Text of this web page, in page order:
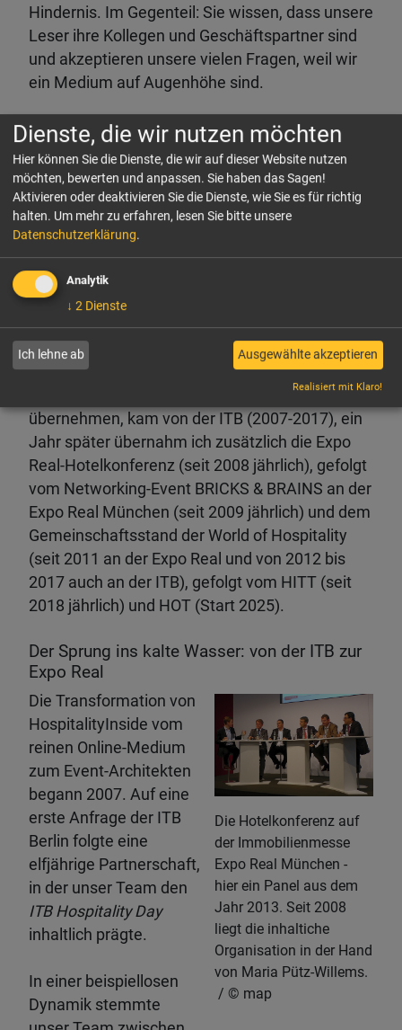
Hindernis. Im Gegenteil: Sie wissen, dass unsere
Leser ihre Kollegen und Geschäftspartner sind
und akzeptieren unsere vielen Fragen, weil wir
ein Medium auf Augenhöhe sind.
Content & Contacts:
Die Event-Evolution von HospitalityInside
HospitalityInside ist in vielerlei Hinsicht ein
"Medium" geworden, ein publizistisches und ein
Kommunikationskanal mit einem hochkarätigen
Netzwerk. Alle Events, die der Verlag bis heute
organisiert hat, bauen Content und Kontakte
auf. Und wieder stand von dem, was wir
seitdem auf die Beine gestellt haben, nichts im
Businessplan.
Die erste Anfrage, eine Hotelkonferenz zu
übernehmen, kam von der ITB (2007-2017), ein
Jahr später übernahm ich zusätzlich die Expo
Real-Hotelkonferenz (seit 2008 jährlich), gefolgt
vom Networking-Event BRICKS & BRAINS an der
Expo Real München (seit 2009 jährlich) und dem
Gemeinschaftsstand der World of Hospitality
(seit 2011 an der Expo Real und von 2012 bis
2017 auch an der ITB), gefolgt vom HITT (seit
2018 jährlich) und HOT (Start 2025).
Der Sprung ins kalte Wasser: von der ITB zur
Expo Real
Die Hotelkonferenz auf
der Immobilienmesse
Expo Real München -
hier ein Panel aus dem
Jahr 2013. Seit 2008
liegt die inhaltiche
Organisation in der Hand
von Maria Pütz-Willems.
map
Die Transformation von
HospitalityInside vom
reinen Online-Medium
zum Event-Architekten
begann 2007. Auf eine
erste Anfrage der ITB
Berlin folgte eine
elfjährige Partnerschaft,
in der unser Team den
ITB Hospitality Day
inhaltlich prägte.
In einer beispiellosen
Dynamik stemmte
Dienste, die wir nutzen möchten
Hier können Sie die Dienste, die wir auf dieser Website nutzen
möchten, bewerten und anpassen. Sie haben das Sagen!
Aktivieren oder deaktivieren Sie die Dienste, wie Sie es für richtig
halten. Um mehr zu erfahren, lesen Sie bitte unsere
Datenschutzerklärung.
Analytik
↓ 2 Dienste
Ich lehne ab Ausgewählte akzeptieren
Realisiert mit Klaro!